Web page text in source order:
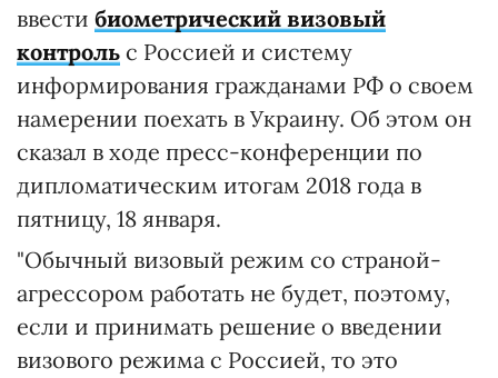
ввести биометрический визовый
контроль с Россией и систему
информирования гражданами РФ о своем
намерении поехать в Украину. Об этом он
сказал в ходе пресс-конференции по
дипломатическим итогам 2018 года в
пятницу, 18 января.
"Обычный визовый режим со страной-
агрессором работать не будет, поэтому,
если и принимать решение о введении
визового режима с Россией, то это